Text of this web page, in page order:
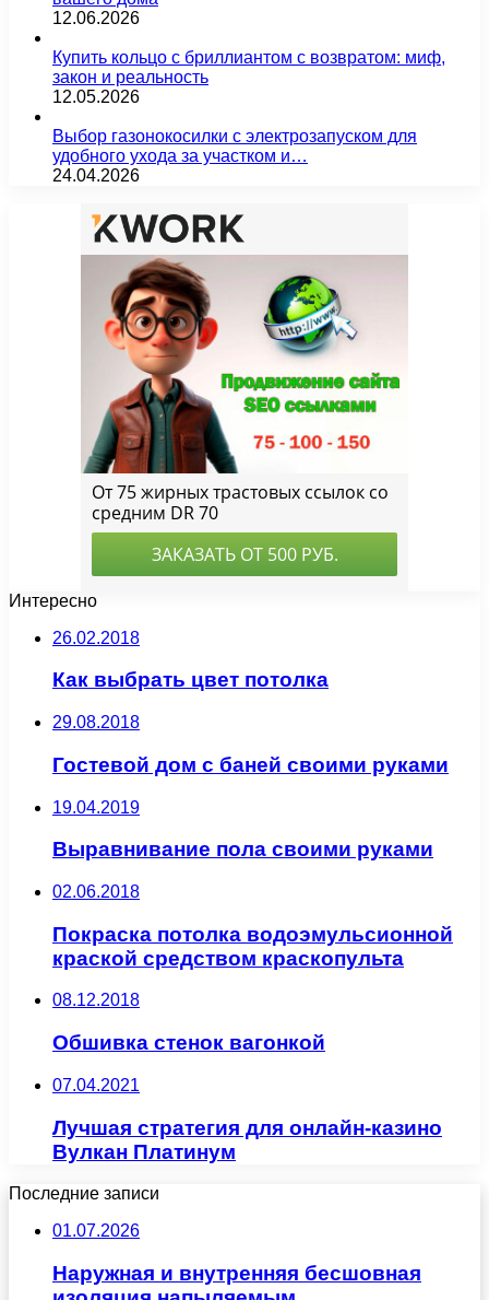
12.06.2026
Купить кольцо с бриллиантом с возвратом: миф,
закон и реальность
12.05.2026
Выбор газонокосилки с электрозапуском для
удобного ухода за участком и…
24.04.2026
Интересно
26.02.2018
Как выбрать цвет потолка
29.08.2018
Гостевой дом с баней своими руками
19.04.2019
Выравнивание пола своими руками
02.06.2018
Покраска потолка водоэмульсионной
краской средством краскопульта
08.12.2018
Обшивка стенок вагонкой
07.04.2021
Лучшая стратегия для онлайн-казино
Вулкан Платинум
Последние записи
01.07.2026
Наружная и внутренняя бесшовная